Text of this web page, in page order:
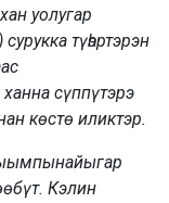
уолугар
түһэртэрэн
сүппүтэрэ
көстө иликтэр.
Кэлин